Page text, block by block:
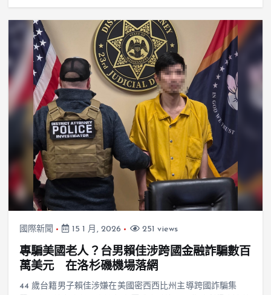
國際新聞 15 1 月, 2026 251 views
專騙美國老人？台男賴佳涉跨國金融詐騙數百
萬美元 在洛杉磯機場落網
44 歲台籍男子賴佳涉嫌在美國密西西比州主導跨國詐騙集